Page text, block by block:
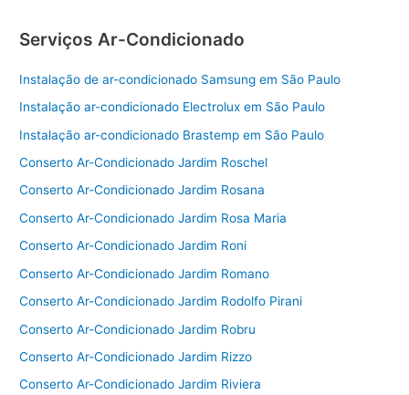
Serviços Ar-Condicionado
Instalação de ar-condicionado Samsung em São Paulo
Instalação ar-condicionado Electrolux em São Paulo
Instalação ar-condicionado Brastemp em São Paulo
Conserto Ar-Condicionado Jardim Roschel
Conserto Ar-Condicionado Jardim Rosana
Conserto Ar-Condicionado Jardim Rosa Maria
Conserto Ar-Condicionado Jardim Roni
Conserto Ar-Condicionado Jardim Romano
Conserto Ar-Condicionado Jardim Rodolfo Pirani
Conserto Ar-Condicionado Jardim Robru
Conserto Ar-Condicionado Jardim Rizzo
Conserto Ar-Condicionado Jardim Riviera